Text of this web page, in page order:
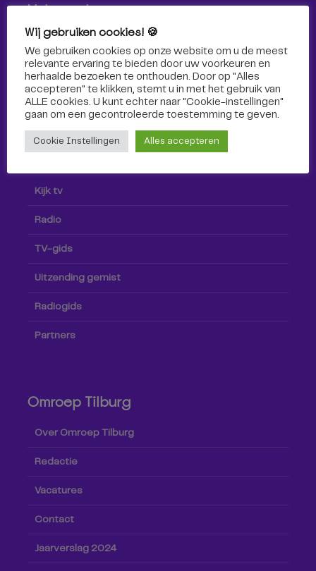
Volg ons!
Volg Omroep Tilburg niet alleen hier, maar ook via social
media!
Kijk tv
Radio
TV-gids
Uitzending gemist
Radiogids
Partners
Omroep Tilburg
Over Omroep Tilburg
Redactie
Vacatures
Contact
Jaarverslag 2024
Wij gebruiken cookies! 🍪
We gebruiken cookies op onze website om u de meest
relevante ervaring te bieden door uw voorkeuren en
herhaalde bezoeken te onthouden. Door op "Alles
accepteren" te klikken, stemt u in met het gebruik van
ALLE cookies. U kunt echter naar "Cookie-instellingen"
gaan om een ​​gecontroleerde toestemming te geven.
Cookie Instellingen Alles accepteren